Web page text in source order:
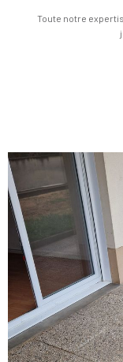
Toute notre